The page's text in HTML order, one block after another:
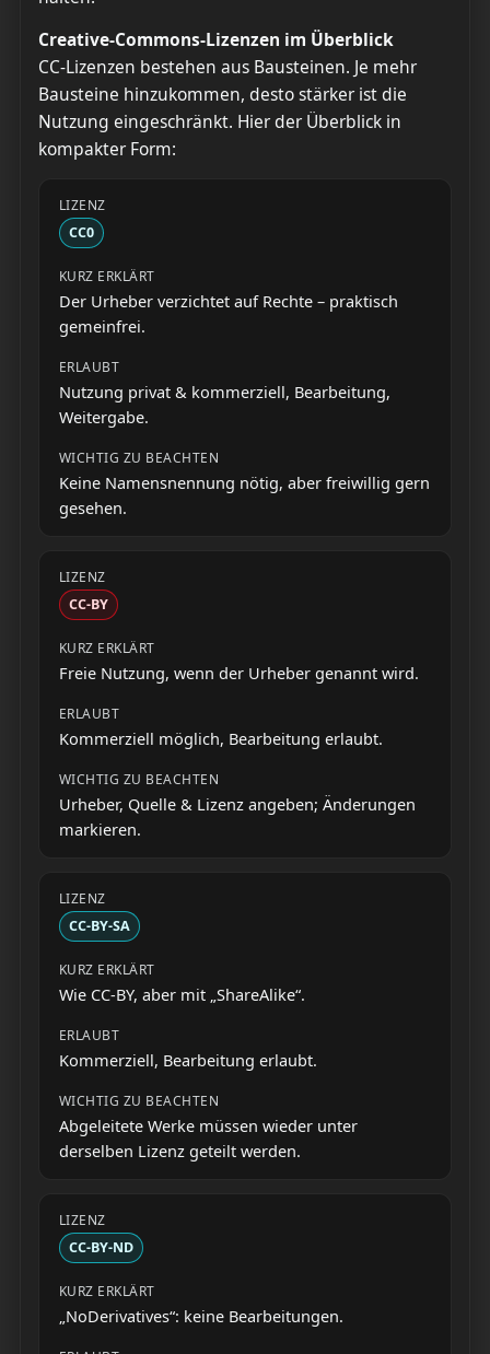
Creative-Commons-Lizenzen im Überblick
CC-Lizenzen bestehen aus Bausteinen. Je mehr
Bausteine hinzukommen, desto stärker ist die
Nutzung eingeschränkt. Hier der Überblick in
kompakter Form:
CC0
Der Urheber verzichtet auf Rechte – praktisch
gemeinfrei.
Nutzung privat & kommerziell, Bearbeitung,
Weitergabe.
Keine Namensnennung nötig, aber freiwillig gern
gesehen.
CC-BY
Freie Nutzung, wenn der Urheber genannt wird.
Kommerziell möglich, Bearbeitung erlaubt.
Urheber, Quelle & Lizenz angeben; Änderungen
markieren.
CC-BY-SA
Wie CC-BY, aber mit „ShareAlike“.
Kommerziell, Bearbeitung erlaubt.
Abgeleitete Werke müssen wieder unter
derselben Lizenz geteilt werden.
CC-BY-ND
„NoDerivatives“: keine Bearbeitungen.